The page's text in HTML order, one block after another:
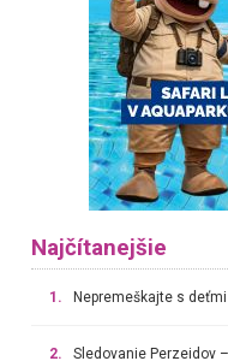
Najčítanejšie
1. Nepremeškajte s
2. Sledovanie Perzeidov